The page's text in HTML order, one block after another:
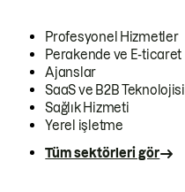
Profesyonel Hizmetler
Perakende ve E-ticaret
Ajanslar
SaaS ve B2B Teknolojisi
Sağlık Hizmeti
Yerel işletme
Tüm sektörleri gör